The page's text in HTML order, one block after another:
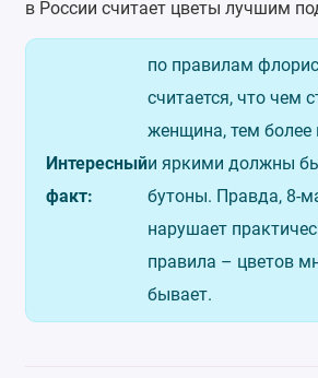
в России считает цветы лучшим
Интересный
факт:
по правилам
считается, что чем
женщина, тем
и яркими должны
бутоны. Правда, 8-
нарушает
правила – цветов
бывает.